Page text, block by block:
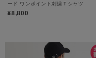
ード ワンポイント刺繍Ｔシャツ
¥8,800